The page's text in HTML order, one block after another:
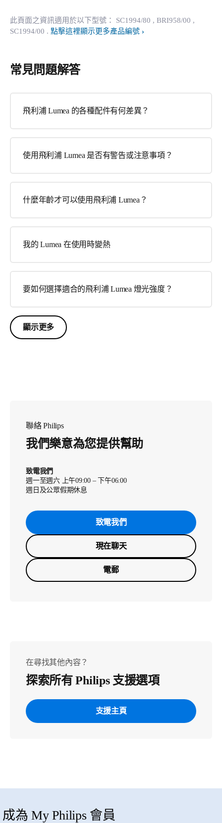
此頁面之資訊適用於以下型號： SC1994/80 , BRI958/00 ,
SC1994/00 . 點擊這裡顯示更多產品編號
常見問題解答
飛利浦 Lumea 的各種配件有何差異？
使用飛利浦 Lumea 是否有警告或注意事項？
什麼年齡才可以使用飛利浦 Lumea？
我的 Lumea 在使用時變熱
要如何選擇適合的飛利浦 Lumea 燈光強度？
顯示更多
聯絡 Philips
我們樂意為您提供幫助
致電我們
週一至週六 上午09:00 – 下午06:00
週日及公眾假期休息
致電我們
現在聊天
電郵
在尋找其他內容？
探索所有 Philips 支援選項
支援主頁
成為 My Philips 會員